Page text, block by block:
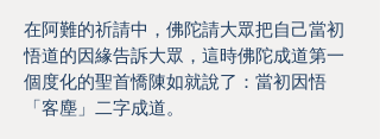
在阿難的祈請中，佛陀請大眾把自己當初
悟道的因緣告訴大眾，這時佛陀成道第一
個度化的聖首憍陳如就說了：當初因悟
「客塵」二字成道。